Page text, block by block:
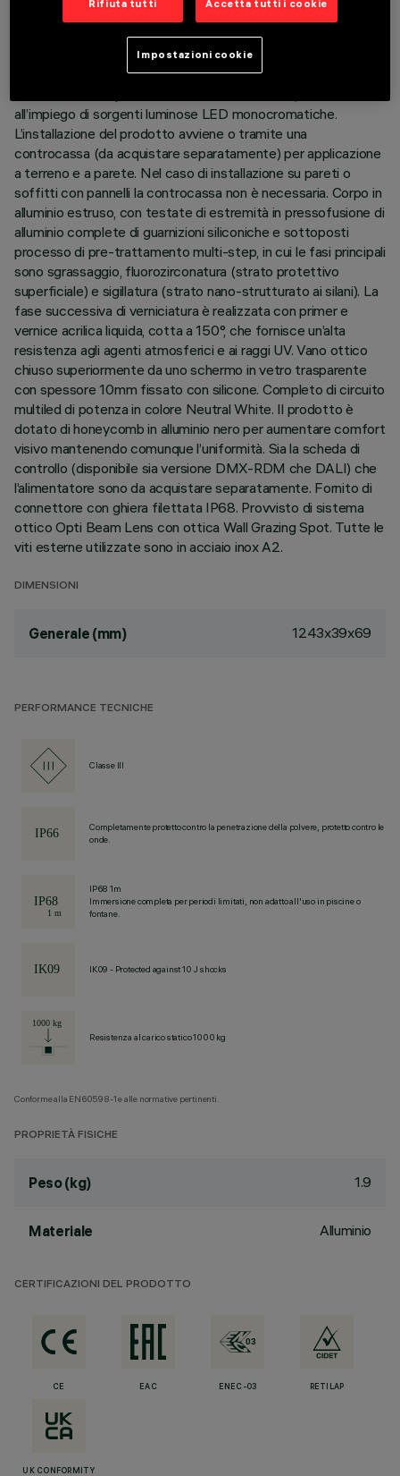
all’impiego di sorgenti luminose LED monocromatiche.
L’installazione del prodotto avviene o tramite una
controcassa (da acquistare separatamente) per applicazione
a terreno e a parete. Nel caso di installazione su pareti o
soffitti con pannelli la controcassa non è necessaria. Corpo in
alluminio estruso, con testate di estremità in pressofusione di
alluminio complete di guarnizioni siliconiche e sottoposti
processo di pre-trattamento multi-step, in cui le fasi principali
sono sgrassaggio, fluorozirconatura (strato protettivo
superficiale) e sigillatura (strato nano-strutturato ai silani). La
fase successiva di verniciatura è realizzata con primer e
vernice acrilica liquida, cotta a 150°, che fornisce un’alta
resistenza agli agenti atmosferici e ai raggi UV. Vano ottico
chiuso superiormente da uno schermo in vetro trasparente
con spessore 10mm fissato con silicone. Completo di circuito
multiled di potenza in colore Neutral White. Il prodotto è
dotato di honeycomb in alluminio nero per aumentare comfort
visivo mantenendo comunque l’uniformità. Sia la scheda di
controllo (disponibile sia versione DMX-RDM che DALI) che
l’alimentatore sono da acquistare separatamente. Fornito di
connettore con ghiera filettata IP68. Provvisto di sistema
ottico Opti Beam Lens con ottica Wall Grazing Spot. Tutte le
viti esterne utilizzate sono in acciaio inox A2.
DIMENSIONI
Generale (mm) 1243x39x69
PERFORMANCE TECNICHE
Classe III
Completamente protetto contro la penetrazione della polvere, protetto contro le
onde.
IP68 1m
Immersione completa per periodi limitati, non adatto all'uso in piscine o
fontane.
IK09 - Protected against 10 J shocks
Resistenza al carico statico 1000 kg
Conforme alla EN60598-1 e alle normative pertinenti.
PROPRIETÀ FISICHE
Peso (kg) 1.9
Materiale Alluminio
CERTIFICAZIONI DEL PRODOTTO
CE EAC ENEC-03 RETILAP
UK CONFORMITY
Rifiuta tutti Accetta tutti i cookie
Impostazioni cookie